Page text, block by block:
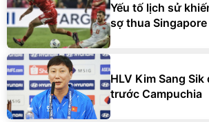
Yếu tố lịch sử
sợ thua Singapore
HLV Kim Sang
trước Campuchia